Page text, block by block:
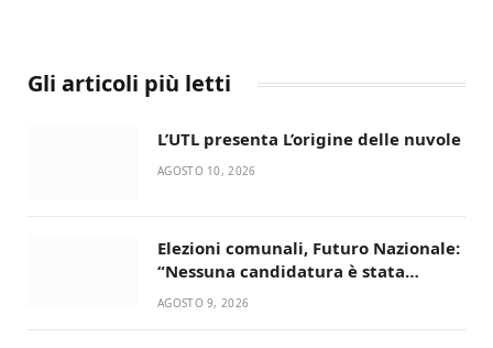
Gli articoli più letti
L’UTL presenta L’origine delle nuvole
AGOSTO 10, 2026
Elezioni comunali, Futuro Nazionale:
“Nessuna candidatura è stata
ancora decisa”
AGOSTO 9, 2026